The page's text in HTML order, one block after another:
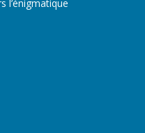
l’énigmatique